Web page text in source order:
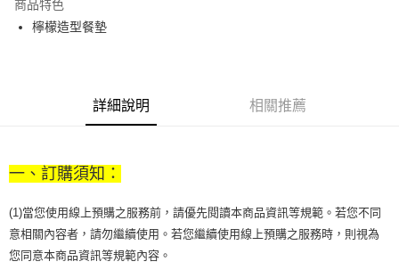
Google Pay
流程，驗證手機門號後，選擇欲分期的期數、繳款截止日，確認付款後即完
成交易。
4.訂單成立30分鐘內，如未前往確認交易或遇審核未通過，訂單將自動取
消。如遇「轉專審核」未通過狀況，表示未達大哥付你分期系統評分，恕無
法說明評估內容。
【繳款方式說明】
【關於「AFTEE先享後付」】
便利好安心！
２．便利：只要手機號碼，簡訊認證，即可結帳。
３．安心：先確認商品／服務後，再付款。
運送方式
付款後全家取貨
商品特色
檸檬造型餐墊
詳細說明 相關推薦
一、訂購須知：
(1)當您使用線上預購之服務前，請優先閱讀本商品資訊等規範。若您不同
意相關內容者，請勿繼續使用。若您繼續使用線上預購之服務時，則視為
您同意本商品資訊等規範內容。